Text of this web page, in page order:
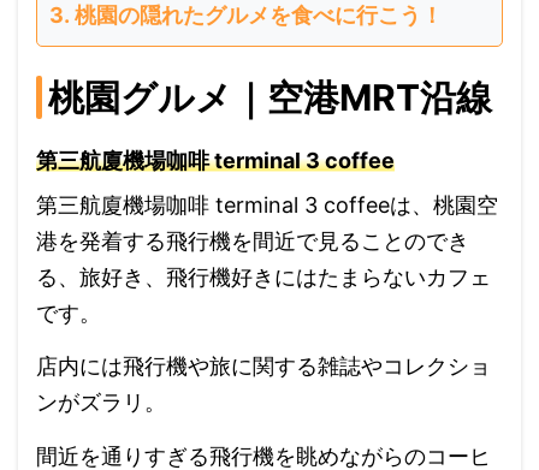
桃園の隠れたグルメを食べに行こう！
桃園グルメ｜空港MRT沿線
第三航廈機場咖啡 terminal 3 coffee
第三航廈機場咖啡 terminal 3 coffeeは、桃園空
港を発着する飛行機を間近で見ることのでき
る、旅好き、飛行機好きにはたまらないカフェ
です。
店内には飛行機や旅に関する雑誌やコレクショ
ンがズラリ。
間近を通りすぎる飛行機を眺めながらのコーヒ